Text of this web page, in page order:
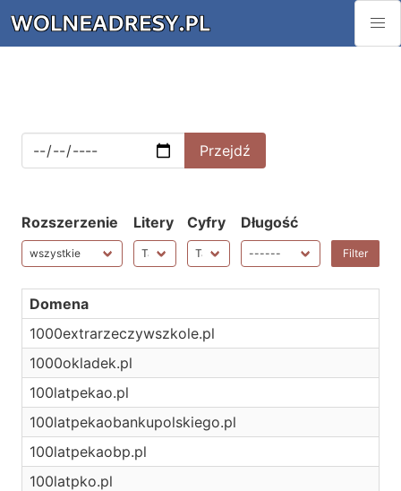
Rozszerzenie Litery Cyfry Długość
Domena
1000extrarzeczywszkole.pl
1000okladek.pl
100latpekao.pl
100latpekaobankupolskiego.pl
100latpekaobp.pl
100latpko.pl